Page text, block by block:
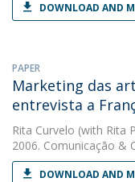
DOWNLOAD AND
PAPER
Marketing das
entrevista a
Rita Curvelo (with Rita
2006. Comunicação &
DOWNLOAD AND